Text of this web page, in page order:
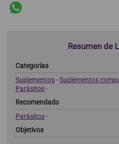
Resumen de
Categorías
Suplementos-Suplementos
Parásitos-
Recomendado
Parásitos-
Objetivos